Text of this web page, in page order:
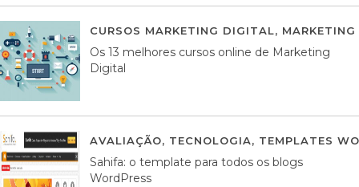
CURSOS MARKETING DIGITAL,
Os 13 melhores cursos online de Marketing
Digital
AVALIAÇÃO, TECNOLOGIA, TEMPLATES
Sahifa: o template para todos os blogs
WordPress